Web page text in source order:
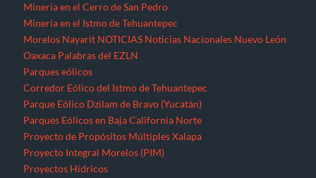
Minería en el Cerro de San Pedro
Minería en el Istmo de Tehuantepec
Morelos Nayarit NOTICIAS Noticias Nacionales Nuevo León
Oaxaca Palabras del EZLN
Parques eólicos
Corredor Eólico del Istmo de Tehuantepec
Parque Eólico Dzilam de Bravo (Yucatán)
Parques Eólicos en Baja California Norte
Proyecto de Propósitos Múltiples Xalapa
Proyecto Integral Morelos (PIM)
Proyectos Hídricos